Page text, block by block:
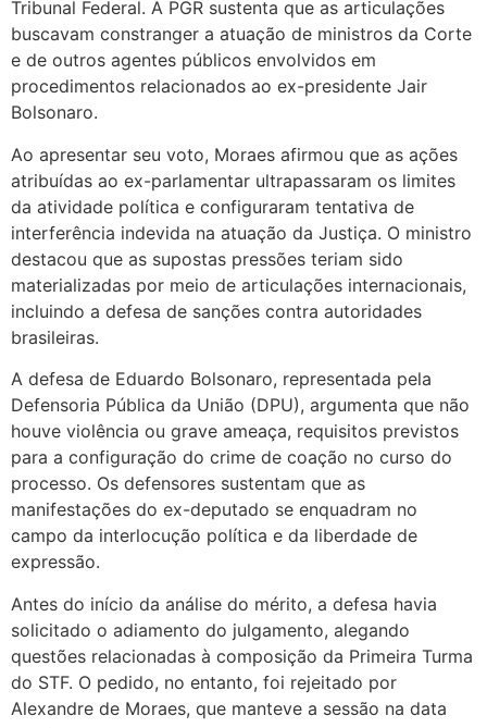
Tribunal Federal. A PGR sustenta que as articulações
buscavam constranger a atuação de ministros da Corte
e de outros agentes públicos envolvidos em
procedimentos relacionados ao ex-presidente Jair
Bolsonaro.
Ao apresentar seu voto, Moraes afirmou que as ações
atribuídas ao ex-parlamentar ultrapassaram os limites
da atividade política e configuraram tentativa de
interferência indevida na atuação da Justiça. O ministro
destacou que as supostas pressões teriam sido
materializadas por meio de articulações internacionais,
incluindo a defesa de sanções contra autoridades
brasileiras.
A defesa de Eduardo Bolsonaro, representada pela
Defensoria Pública da União (DPU), argumenta que não
houve violência ou grave ameaça, requisitos previstos
para a configuração do crime de coação no curso do
processo. Os defensores sustentam que as
manifestações do ex-deputado se enquadram no
campo da interlocução política e da liberdade de
expressão.
Antes do início da análise do mérito, a defesa havia
solicitado o adiamento do julgamento, alegando
questões relacionadas à composição da Primeira Turma
do STF. O pedido, no entanto, foi rejeitado por
Alexandre de Moraes, que manteve a sessão na data